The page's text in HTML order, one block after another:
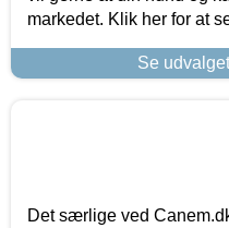
markedet. Klik her for at
Se
Det særlige ved